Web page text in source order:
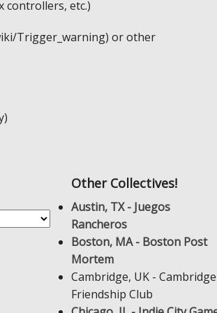
controllers, etc.)
Trigger_warning) or other
Other Collectives!
Austin, TX - Juegos
Rancheros
Boston, MA - Boston Post
Mortem
Cambridge, UK - Cambridge
Friendship Club